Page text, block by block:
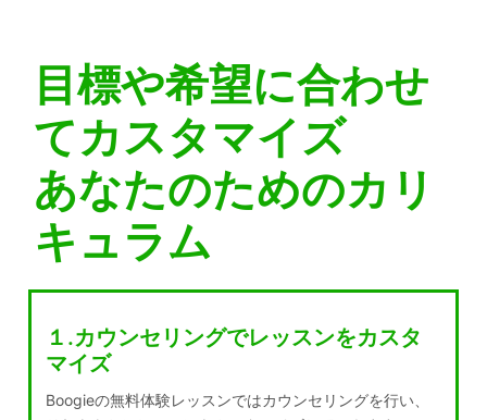
目標や希望に合わせ
てカスタマイズ
あなたのためのカリ
キュラム
１.カウンセリングでレッスンをカスタ
マイズ
Boogieの無料体験レッスンではカウンセリングを行い、